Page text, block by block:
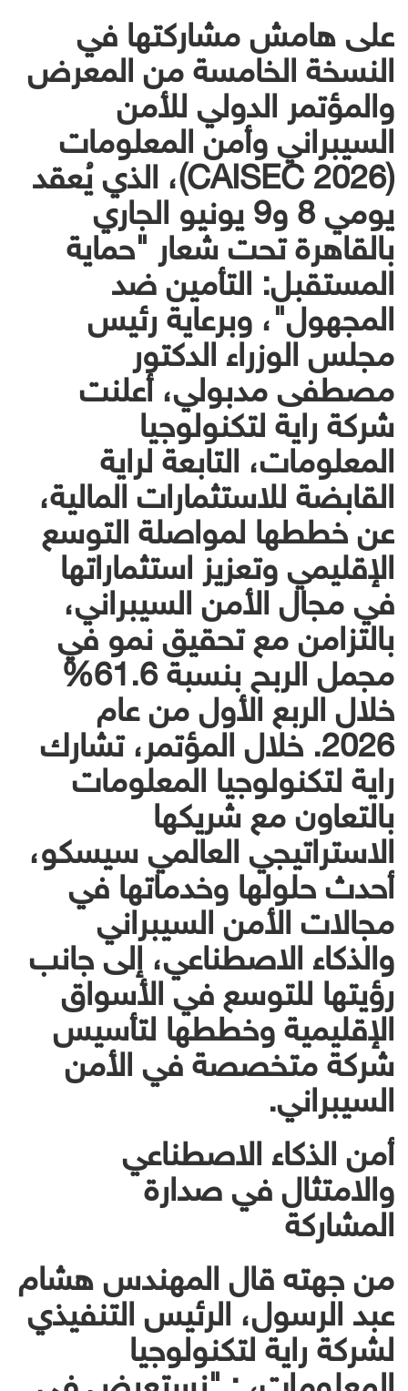
على هامش مشاركتها في
النسخة الخامسة من المعرض
والمؤتمر الدولي للأمن
السيبراني وأمن المعلومات
(CAISEC 2026)، الذي يُعقد
يومي 8 و9 يونيو الجاري
بالقاهرة تحت شعار "حماية
المستقبل: التأمين ضد
المجهول"، وبرعاية رئيس
مجلس الوزراء الدكتور
مصطفى مدبولي، أعلنت
شركة راية لتكنولوجيا
المعلومات، التابعة لراية
القابضة للاستثمارات المالية،
عن خططها لمواصلة التوسع
الإقليمي وتعزيز استثماراتها
في مجال الأمن السيبراني،
بالتزامن مع تحقيق نمو في
مجمل الربح بنسبة 61.6%
خلال الربع الأول من عام
2026. خلال المؤتمر، تشارك
راية لتكنولوجيا المعلومات
بالتعاون مع شريكها
الاستراتيجي العالمي سيسكو،
أحدث حلولها وخدماتها في
مجالات الأمن السيبراني
والذكاء الاصطناعي، إلى جانب
رؤيتها للتوسع في الأسواق
الإقليمية وخططها لتأسيس
شركة متخصصة في الأمن
السيبراني.
أمن الذكاء الاصطناعي
والامتثال في صدارة
المشاركة
من جهته قال المهندس هشام
عبد الرسول، الرئيس التنفيذي
لشركة راية لتكنولوجيا
المعلومات، : "نستعرض في